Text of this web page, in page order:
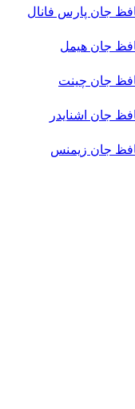
جان پارس فانال
جان هیمل
جان چینت
جان اشنایدر
جان زیمنس